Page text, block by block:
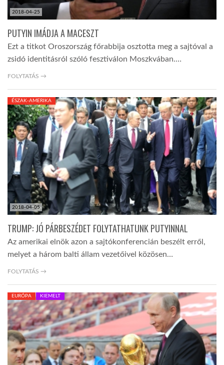
2018-04-25
PUTYIN IMÁDJA A MACESZT
Ezt a titkot Oroszország főrabbija osztotta meg a sajtóval a
zsidó identitásról szóló fesztiválon Moszkvában.…
FOLYTATÁS →
2018-04-05
ÉSZAK-AMERIKA
TRUMP: JÓ PÁRBESZÉDET FOLYTATHATUNK PUTYINNAL
Az amerikai elnök azon a sajtókonferencián beszélt erről,
melyet a három balti állam vezetőivel közösen…
FOLYTATÁS →
EURÓPA KIEMELT